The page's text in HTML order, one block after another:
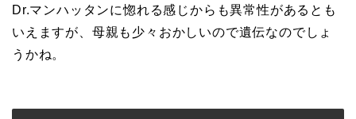
Dr.マンハッタンに惚れる感じからも異常性があるとも
いえますが、母親も少々おかしいので遺伝なのでしょ
うかね。